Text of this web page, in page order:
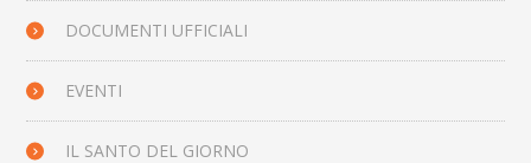
DOCUMENTI UFFICIALI
EVENTI
IL SANTO DEL GIORNO